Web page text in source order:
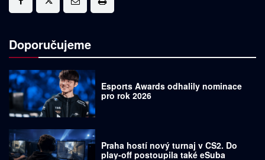
Doporučujeme
Esports Awards odhalily nominace
pro rok 2026
Praha hostí nový turnaj v CS2. Do
play-off postoupila také eSuba